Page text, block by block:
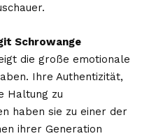
Schrowange
die große emotionale
Ihre Authentizität,
Haltung zu
haben sie zu einer der
ihrer Generation